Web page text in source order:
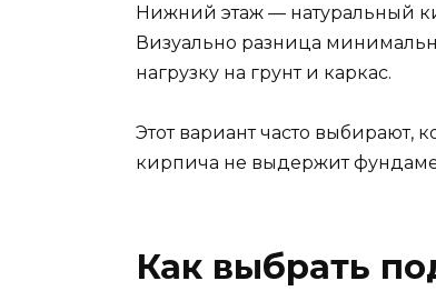
Нижний этаж — натуральный
Визуально разница
нагрузку на грунт и каркас.
Этот вариант часто выбирают,
кирпича не выдержит
Как выбрать